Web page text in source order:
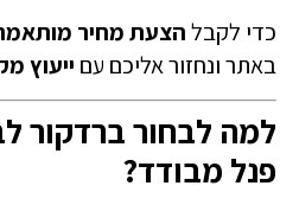
כדי לקבלהצעת מחיר
באתר ונחזור אליכם עם ייעוץ
למה לבחור ברדקור
פנל מבודד?